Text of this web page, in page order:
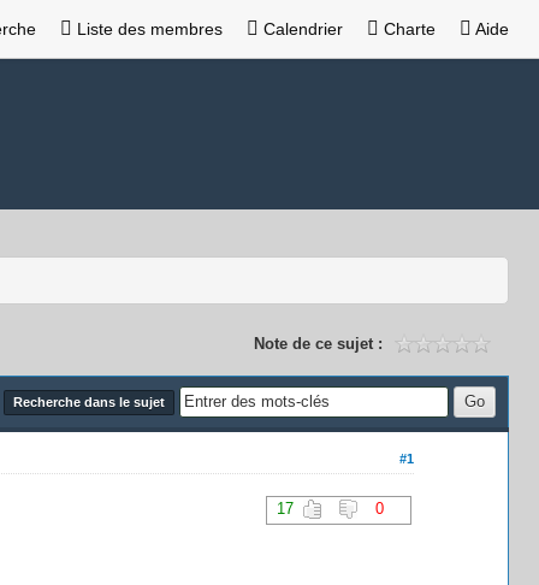
Liste des membres Calendrier Charte Aide
Note de ce sujet :
Recherche dans le sujet
#1
17 0